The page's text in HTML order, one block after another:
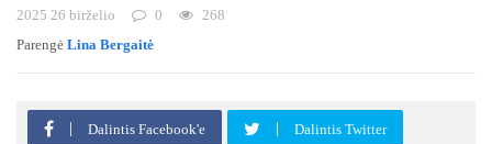
2025 26 birželio 0
268
Parengė Lina Bergaitė
Dalintis Facebook'e Dalintis Twitter